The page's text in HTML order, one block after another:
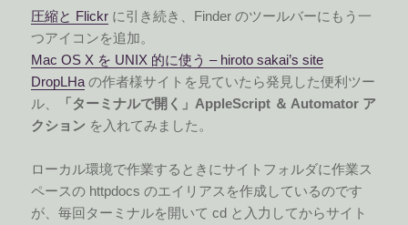
圧縮と Flickr に引き続き、Finder のツールバーにもう一
つアイコンを追加。
Mac OS X を UNIX 的に使う – hiroto sakai’s site
DropLHa の作者様サイトを見ていたら発見した便利ツー
ル、
「ターミナルで開く」AppleScript ＆ Automator ア
クション を入れてみました。
ローカル環境で作業するときにサイトフォルダに作業ス
ペースの httpdocs のエイリアスを作成しているのです
が、毎回ターミナルを開いて cd と入力してからサイト